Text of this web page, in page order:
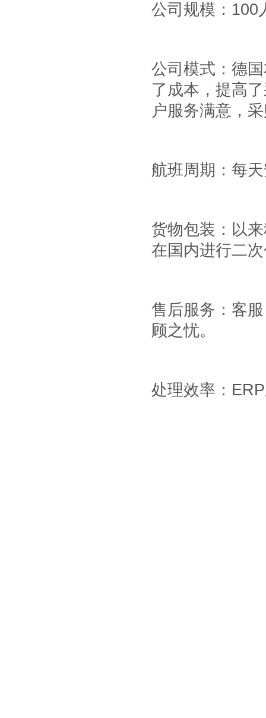
公司规模： 100
公司模式：德
了成本，提高
户服务满意，
航班周期：每
货物包装：以
在国内进行二
售后服务：客
顾之忧。
处理效率： ERP